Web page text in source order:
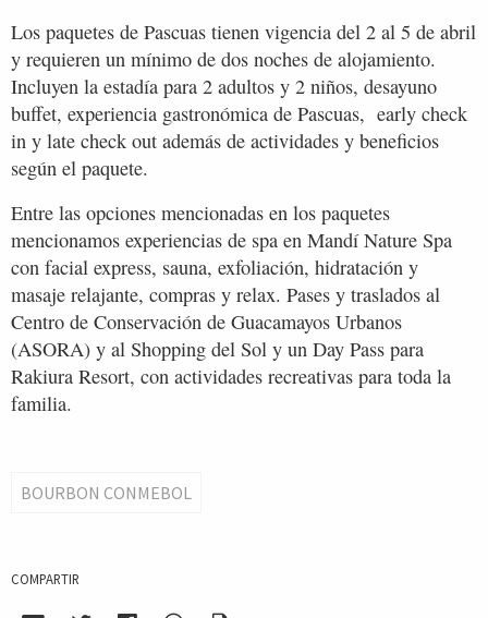
Los paquetes de Pascuas tienen vigencia del 2 al 5 de abril
y requieren un mínimo de dos noches de alojamiento.
Incluyen la estadía para 2 adultos y 2 niños, desayuno
buffet, experiencia gastronómica de Pascuas, early check
in y late check out además de actividades y beneficios
según el paquete.
Entre las opciones mencionadas en los paquetes
mencionamos experiencias de spa en Mandí Nature Spa
con facial express, sauna, exfoliación, hidratación y
masaje relajante, compras y relax. Pases y traslados al
Centro de Conservación de Guacamayos Urbanos
(ASORA) y al Shopping del Sol y un Day Pass para
Rakiura Resort, con actividades recreativas para toda la
familia.
BOURBON CONMEBOL
COMPARTIR